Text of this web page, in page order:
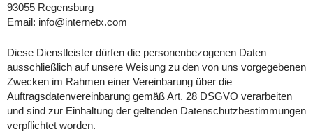
93055 Regensburg
Email: info@internetx.com
Diese Dienstleister dürfen die personenbezogenen Daten
ausschließlich auf unsere Weisung zu den von uns vorgegebenen
Zwecken im Rahmen einer Vereinbarung über die
Auftragsdatenvereinbarung gemäß Art. 28 DSGVO verarbeiten
und sind zur Einhaltung der geltenden Datenschutzbestimmungen
verpflichtet worden.